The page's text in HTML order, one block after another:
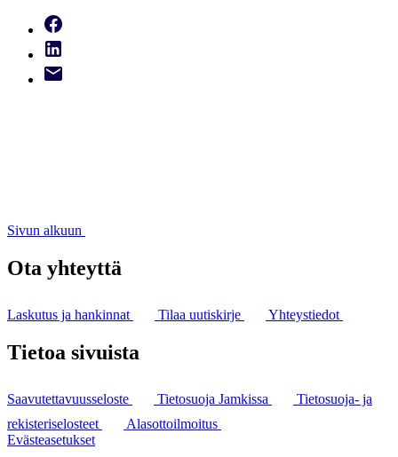
Sivun alkuun
Ota yhteyttä
Laskutus ja hankinnat Tilaa uutiskirje Yhteystiedot
Tietoa sivuista
Saavutettavuusseloste Tietosuoja Jamkissa
Tietosuoja- ja
rekisteriselosteet
Alasottoilmoitus
Evästeasetukset